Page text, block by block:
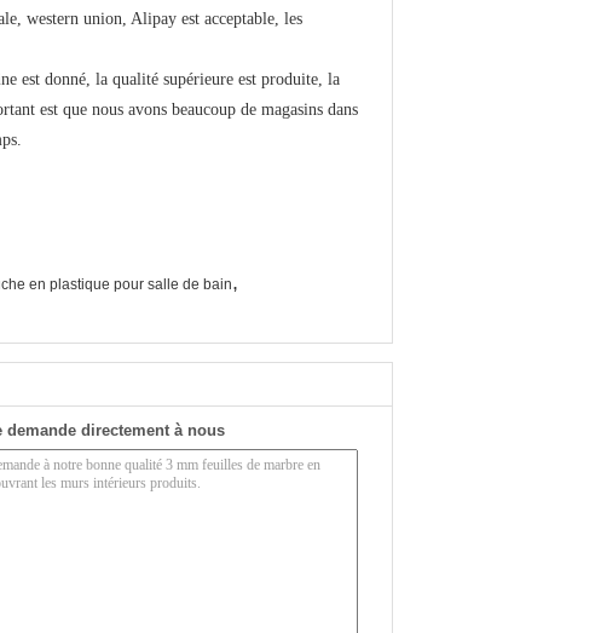
western union, Alipay est acceptable, les
est donné, la qualité supérieure est produite, la
est que nous avons beaucoup de magasins dans
en plastique pour salle de bain,
demande directement à nous